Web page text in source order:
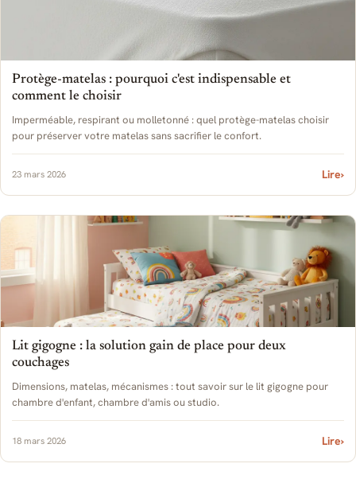
Protège-matelas : pourquoi c'est indispensable et
comment le choisir
Imperméable, respirant ou molletonné : quel protège-matelas choisir
pour préserver votre matelas sans sacrifier le confort.
23 mars 2026 Lire›
Lit gigogne : la solution gain de place pour deux
couchages
Dimensions, matelas, mécanismes : tout savoir sur le lit gigogne pour
chambre d'enfant, chambre d'amis ou studio.
18 mars 2026 Lire›